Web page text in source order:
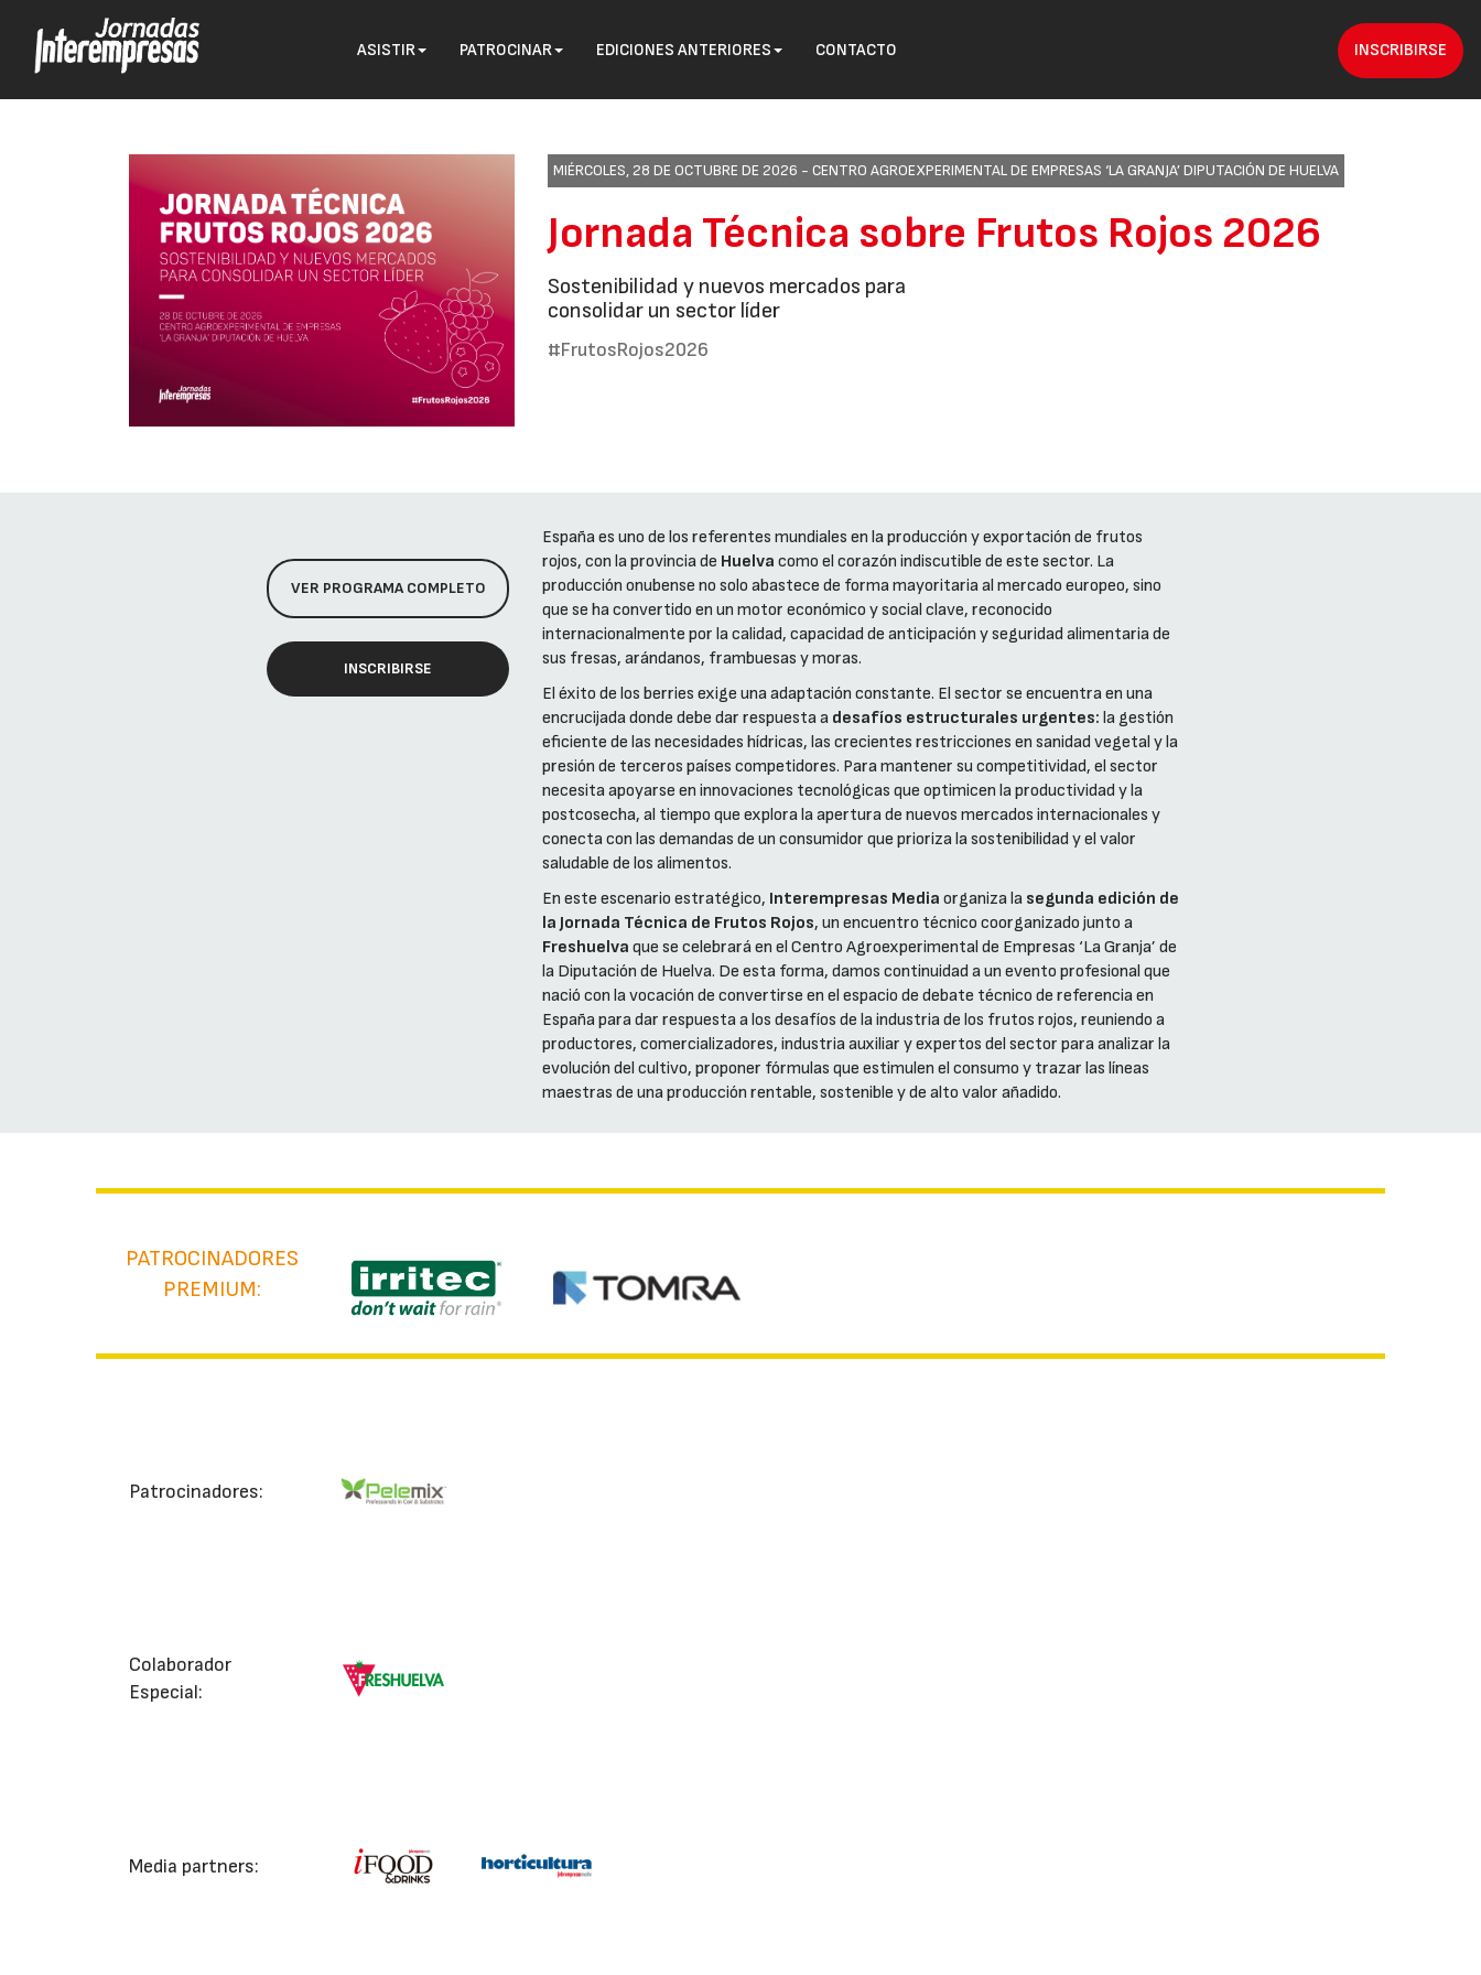
ASISTIR PATROCINAR EDICIONES ANTERIORES CONTACTO INSCRIBIRSE
MIÉRCOLES, 28 DE OCTUBRE DE 2026 - CENTRO AGROEXPERIMENTAL DE EMPRESAS ‘LA GRANJA’ DIPUTACIÓN DE HUELVA
Jornada Técnica sobre Frutos Rojos 2026
Sostenibilidad y nuevos mercados para
consolidar un sector líder
#FrutosRojos2026
VER PROGRAMA COMPLETO
INSCRIBIRSE
España es uno de los referentes mundiales en la producción y exportación de frutos
rojos, con la provincia de Huelva como el corazón indiscutible de este sector. La
producción onubense no solo abastece de forma mayoritaria al mercado europeo, sino
que se ha convertido en un motor económico y social clave, reconocido
internacionalmente por la calidad, capacidad de anticipación y seguridad alimentaria de
sus fresas, arándanos, frambuesas y moras.
El éxito de los berries exige una adaptación constante. El sector se encuentra en una
encrucijada donde debe dar respuesta a desafíos estructurales urgentes: la gestión
eficiente de las necesidades hídricas, las crecientes restricciones en sanidad vegetal y la
presión de terceros países competidores. Para mantener su competitividad, el sector
necesita apoyarse en innovaciones tecnológicas que optimicen la productividad y la
postcosecha, al tiempo que explora la apertura de nuevos mercados internacionales y
conecta con las demandas de un consumidor que prioriza la sostenibilidad y el valor
saludable de los alimentos.
En este escenario estratégico, Interempresas Media organiza la segunda edición de
la Jornada Técnica de Frutos Rojos, un encuentro técnico coorganizado junto a
Freshuelva que se celebrará en el Centro Agroexperimental de Empresas ‘La Granja’ de
la Diputación de Huelva. De esta forma, damos continuidad a un evento profesional que
nació con la vocación de convertirse en el espacio de debate técnico de referencia en
España para dar respuesta a los desafíos de la industria de los frutos rojos, reuniendo a
productores, comercializadores, industria auxiliar y expertos del sector para analizar la
evolución del cultivo, proponer fórmulas que estimulen el consumo y trazar las líneas
maestras de una producción rentable, sostenible y de alto valor añadido.
PATROCINADORES
PREMIUM:
Patrocinadores:
Colaborador
Especial:
Media partners: